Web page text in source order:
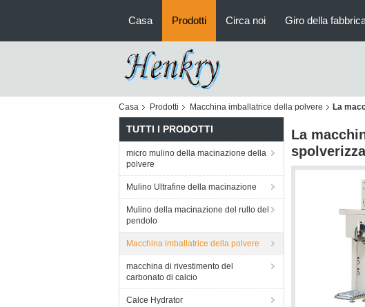
Casa Prodotti Circa noi Giro della
Casa Prodotti Macchina imballatrice della polvere La
TUTTI I PRODOTTI
micro mulino della macinazione della
polvere
Mulino Ultrafine della macinazione
Mulino della macinazione del rullo del
pendolo
Macchina imballatrice della polvere
macchina di rivestimento del
carbonato di calcio
Calce Hydrator
La